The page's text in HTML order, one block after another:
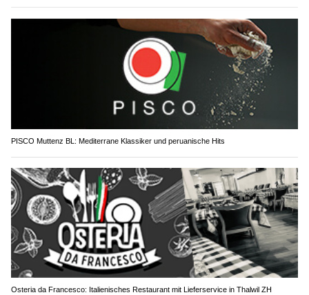
PISCO Muttenz BL: Mediterrane Klassiker und peruanische Hits
Osteria da Francesco: Italienisches Restaurant mit Lieferservice in Thalwil ZH